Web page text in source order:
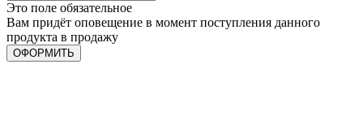
Это поле обязательное
Вам придёт оповещение в момент поступления данного
продукта в продажу
ОФОРМИТЬ